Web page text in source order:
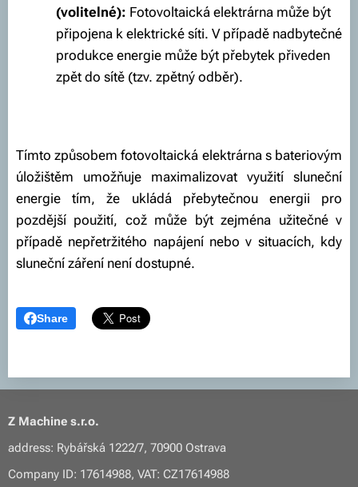
(volitelné): Fotovoltaická elektrárna může být
připojena k elektrické síti. V případě nadbytečné
produkce energie může být přebytek přiveden
zpět do sítě (tzv. zpětný odběr).
Tímto způsobem fotovoltaická elektrárna s bateriovým
úložištěm umožňuje maximalizovat využití sluneční
energie tím, že ukládá přebytečnou energii pro
pozdější použití, což může být zejména užitečné v
případě nepřetržitého napájení nebo v situacích, kdy
sluneční záření není dostupné.
Share
Z Machine s.r.o.
address: Rybářská 1222/7, 70900 Ostrava
Company ID: 17614988, VAT: CZ17614988